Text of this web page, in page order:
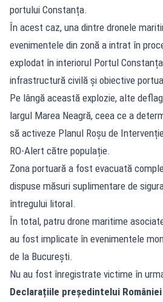
portului Constanța.
În acest caz, una dintre dronele
evenimentele din zonă a intrat în
explodat în interiorul Portul
infrastructură civilă și obiective
Pe lângă această explozie, alte
largul Marea Neagră, ceea ce a
să activeze Planul Roșu de
RO-Alert către populație.
Zona portuară a fost evacuată
dispuse măsuri suplimentare de
întregului litoral.
În total, patru drone maritime
au fost implicate în evenimentele
de la București.
Nu au fost înregistrate victime în
Declarațiile președintelui